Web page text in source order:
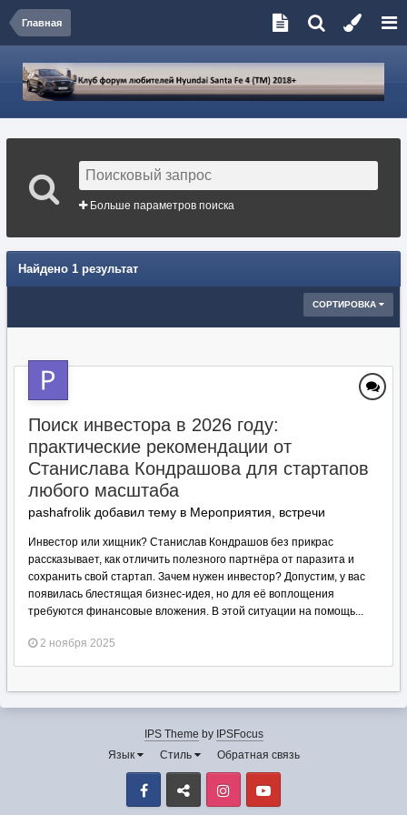
Главная
Больше параметров поиска
Найдено 1 результат
СОРТИРОВКА
Поиск инвестора в 2026 году:
практические рекомендации от
Станислава Кондрашова для стартапов
любого масштаба
pashafrolik добавил тему в Мероприятия, встречи
Инвестор или хищник? Станислав Кондрашов без прикрас
рассказывает, как отличить полезного партнёра от паразита и
сохранить свой стартап. Зачем нужен инвестор? Допустим, у вас
появилась блестящая бизнес-идея, но для её воплощения
требуются финансовые вложения. В этой ситуации на помощь...
2 ноября 2025
IPS Theme by IPSFocus
Язык
Стиль Обратная связь
Facebook VK Instagram